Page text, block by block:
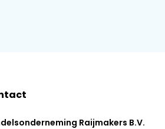
Raijmakers B.V.